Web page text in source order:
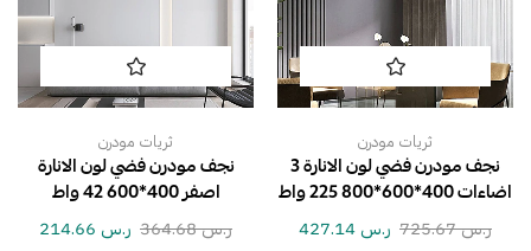
ثريات مودرن
نجف مودرن فضي لون الانارة 3
اضاءات 400*600*800 225 واط
ر.س725.67 ر.س
ثريات مودرن
نجف مودرن فضي لون الانارة
اصفر 400*600 42 واط
ر.س364.68 ر.س